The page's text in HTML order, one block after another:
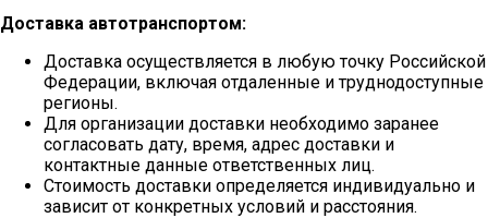
Доставка автотранспортом:
Доставка осуществляется в любую точку Российской
Федерации, включая отдаленные и труднодоступные
регионы.
Для организации доставки необходимо заранее
согласовать дату, время, адрес доставки и
контактные данные ответственных лиц.
Стоимость доставки определяется индивидуально и
зависит от конкретных условий и расстояния.